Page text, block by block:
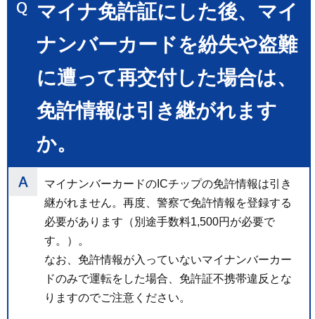
マイナ免許証にした後、マイ
ナンバーカードを紛失や盗難
に遭って再交付した場合は、
免許情報は引き継がれます
か。
マイナンバーカードのICチップの免許情報は引き
継がれません。再度、警察で免許情報を登録する
必要があります（別途手数料1,500円が必要で
す。）。
なお、免許情報が入っていないマイナンバーカー
ドのみで運転をした場合、免許証不携帯違反とな
りますのでご注意ください。